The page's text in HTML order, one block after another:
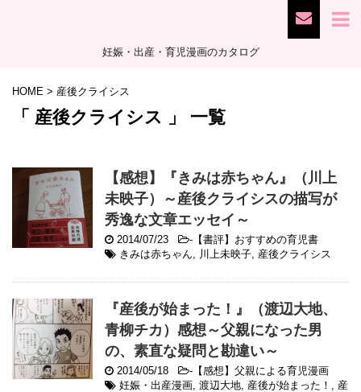
妊娠・出産・育児漫画のカタログ
HOME > 産後クライシス
「 産後クライシス 」 一覧
【感想】『きみは赤ちゃん』（川上
未映子）～産後クライシスの描写が
秀逸な文章エッセイ～
2014/07/23 - 【書評】おすすめの育児書
きみは赤ちゃん, 川上未映子, 産後クライシス
『産後が始まった！』（渡辺大地、
青柳チカ）感想～父親になった男
の、素直な疑問と勘違い～
2014/05/18 - 【感想】父親による育児漫画
妊娠・出産漫画, 渡辺大地, 産後が始まった！ , 産